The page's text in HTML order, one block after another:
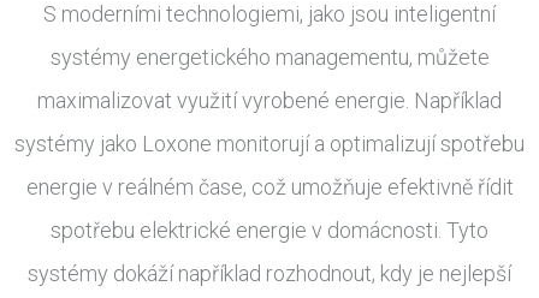
S moderními technologiemi, jako jsou inteligentní
systémy energetického managementu, můžete
maximalizovat využití vyrobené energie. Například
systémy jako Loxone monitorují a optimalizují spotřebu
energie v reálném čase, což umožňuje efektivně řídit
spotřebu elektrické energie v domácnosti. Tyto
systémy dokáží například rozhodnout, kdy je nejlepší